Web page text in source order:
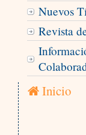
Nuevos
Revista
Inicio